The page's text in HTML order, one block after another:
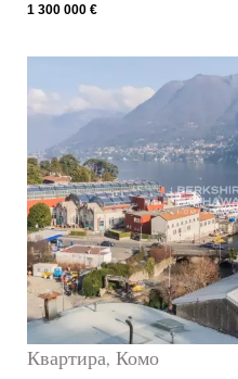
1 300 000 €
Квартира, Комо